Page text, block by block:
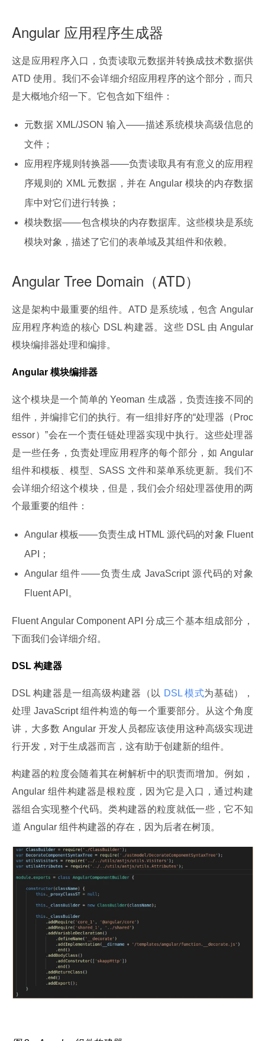
Angular 应用程序生成器
这是应用程序入口，负责读取元数据并转换成技术数据供
ATD 使用。我们不会详细介绍应用程序的这个部分，而只
是大概地介绍一下。它包含如下组件：
元数据 XML/JSON 输入——描述系统模块高级信息的
文件；
应用程序规则转换器——负责读取具有有意义的应用程
序规则的 XML 元数据，并在 Angular 模块的内存数据
库中对它们进行转换；
模块数据——包含模块的内存数据库。这些模块是系统
模块对象，描述了它们的表单域及其组件和依赖。
Angular Tree Domain（ATD）
这是架构中最重要的组件。ATD 是系统域，包含 Angular
应用程序构造的核心 DSL 构建器。这些 DSL 由 Angular
模块编排器处理和编排。
Angular 模块编排器
这个模块是一个简单的 Yeoman 生成器，负责连接不同的
组件，并编排它们的执行。有一组排好序的“处理器（Proc
essor）”会在一个责任链处理器实现中执行。这些处理器
是一些任务，负责处理应用程序的每个部分，如 Angular
组件和模板、模型、SASS 文件和菜单系统更新。我们不
会详细介绍这个模块，但是，我们会介绍处理器使用的两
个最重要的组件：
Angular 模板——负责生成 HTML 源代码的对象 Fluent
API；
Angular 组件——负责生成 JavaScript 源代码的对象
Fluent API。
Fluent Angular Component API 分成三个基本组成部分，
下面我们会详细介绍。
DSL 构建器
DSL 构建器是一组高级构建器（以 DSL 模式为基础），
处理 JavaScript 组件构造的每一个重要部分。从这个角度
讲，大多数 Angular 开发人员都应该使用这种高级实现进
行开发，对于生成器而言，这有助于创建新的组件。
构建器的粒度会随着其在树解析中的职责而增加。例如，
Angular 组件构建器是根粒度，因为它是入口，通过构建
器组合实现整个代码。类构建器的粒度就低一些，它不知
道 Angular 组件构建器的存在，因为后者在树顶。